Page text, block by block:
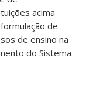
acima
de
de ensino na
do Sistema